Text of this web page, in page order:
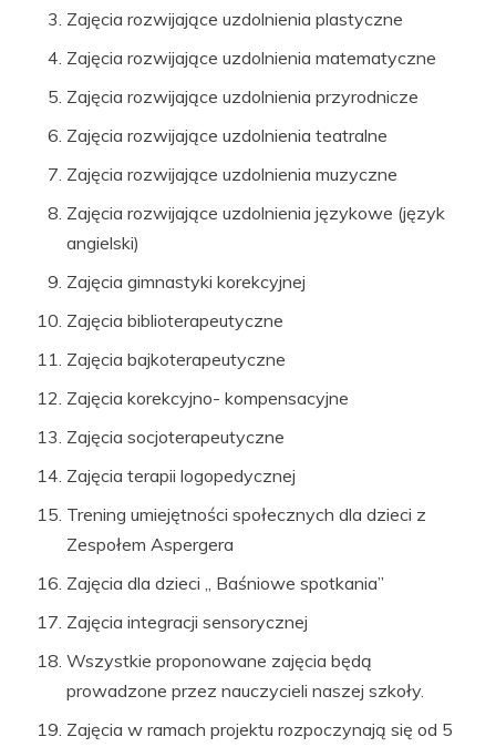
Zajęcia rozwijające uzdolnienia plastyczne
Zajęcia rozwijające uzdolnienia matematyczne
Zajęcia rozwijające uzdolnienia przyrodnicze
Zajęcia rozwijające uzdolnienia teatralne
Zajęcia rozwijające uzdolnienia muzyczne
Zajęcia rozwijające uzdolnienia językowe (język
angielski)
Zajęcia gimnastyki korekcyjnej
Zajęcia biblioterapeutyczne
Zajęcia bajkoterapeutyczne
Zajęcia korekcyjno- kompensacyjne
Zajęcia socjoterapeutyczne
Zajęcia terapii logopedycznej
Trening umiejętności społecznych dla dzieci z
Zespołem Aspergera
Zajęcia dla dzieci „ Baśniowe spotkania”
Zajęcia integracji sensorycznej
Wszystkie proponowane zajęcia będą
prowadzone przez nauczycieli naszej szkoły.
Zajęcia w ramach projektu rozpoczynają się od 5